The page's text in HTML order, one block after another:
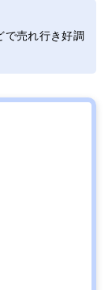
で売れ行き好調